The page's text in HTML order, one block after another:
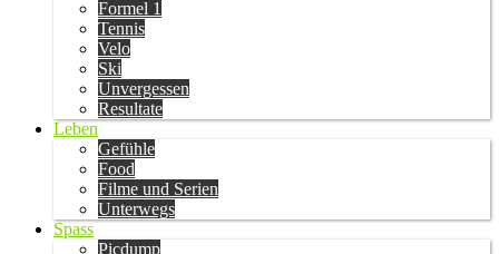
Formel 1
Tennis
Velo
Ski
Unvergessen
Resultate
Leben
Gefühle
Food
Filme und Serien
Unterwegs
Spass
Picdump